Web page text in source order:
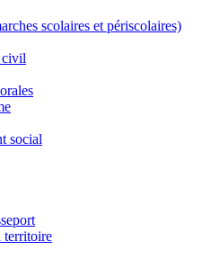
scolaires et périscolaires)
civil
social
territoire